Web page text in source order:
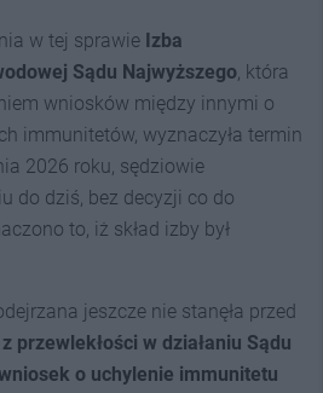
w tej sprawie Izba
Sądu Najwyższego, która
wniosków między innymi o
immunitetów, wyznaczyła termin
2026 roku, sędziowie
do dziś, bez decyzji co do
to, iż skład izby był
jeszcze nie stanęła przed
przewlekłości w działaniu Sądu
o uchylenie immunitetu